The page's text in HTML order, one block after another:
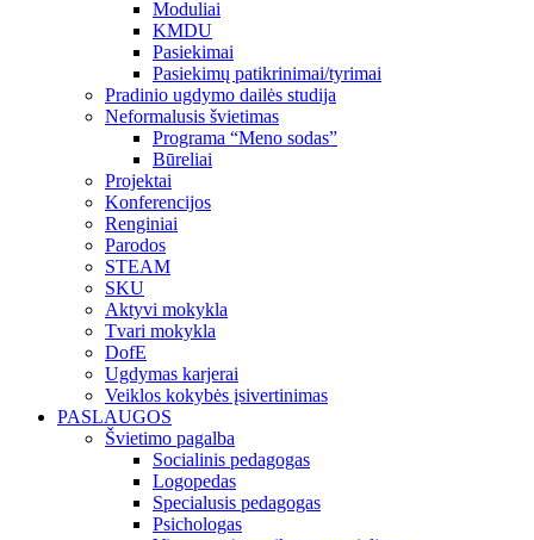
Moduliai
KMDU
Pasiekimai
Pasiekimų patikrinimai/tyrimai
Pradinio ugdymo dailės studija
Neformalusis švietimas
Programa “Meno sodas”
Būreliai
Projektai
Konferencijos
Renginiai
Parodos
STEAM
SKU
Aktyvi mokykla
Tvari mokykla
DofE
Ugdymas karjerai
Veiklos kokybės įsivertinimas
PASLAUGOS
Švietimo pagalba
Socialinis pedagogas
Logopedas
Specialusis pedagogas
Psichologas